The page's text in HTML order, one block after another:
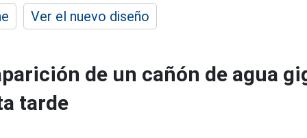
Ver el nuevo diseño
de un cañón de agua
tarde